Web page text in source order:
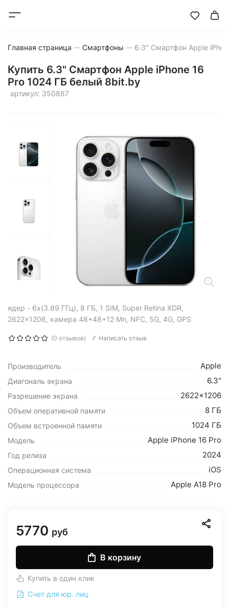
Главная страница Смартфоны
Купить 6.3" Смартфон Apple iPhone 16
Pro 1024 ГБ белый 8bit.by
артикул: 350887
ядер - 6x(3.89 ГГц), 8 ГБ, 1 SIM, Super Retina XDR,
2622x1206, камера 48+48+12 Мп, NFC, 5G, 4G, GPS
(0 отзывов) Написать отзыв
Производитель Apple
Диагональ экрана 6.3"
Разрешение экрана 2622x1206
Объем оперативной памяти 8 ГБ
Объем встроенной памяти 1024 ГБ
Модель Apple iPhone 16 Pro
Год релиза 2024
Операционная система iOS
Модель процессора Apple A18 Pro
5770 руб
В корзину
Купить в один клик
Счет для юр. лиц